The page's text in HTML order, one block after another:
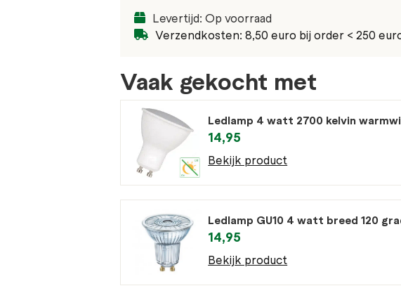
Levertijd: Op voorraad
Verzendkosten: 8,50 euro bij order < 250
Vaak gekocht met
Ledlamp 4 watt 2700 kelvin
14,95
Bekijk product
Ledlamp GU10 4 watt breed 120
14,95
Bekijk product